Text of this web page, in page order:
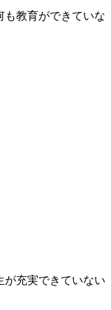
も教育ができていな
が充実できていない